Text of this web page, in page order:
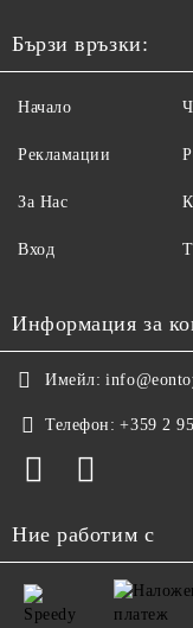
Бързи връзки:
Начало
Рекламации
За Нас
Вход
Информация за
Имейл:
Телефон: +359 2
Ние работим с